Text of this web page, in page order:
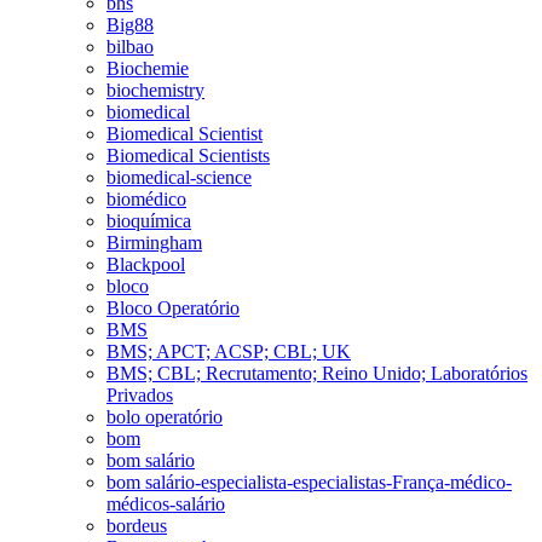
Big88
bilbao
Biochemie
biochemistry
biomedical
Biomedical Scientist
Biomedical Scientists
biomedical-science
biomédico
bioquímica
Birmingham
Blackpool
bloco
Bloco Operatório
BMS
BMS; APCT; ACSP; CBL; UK
BMS; CBL; Recrutamento; Reino Unido; Laboratórios
Privados
bolo operatório
bom
bom salário
bom salário-especialista-especialistas-França-médico-
médicos-salário
bordeus